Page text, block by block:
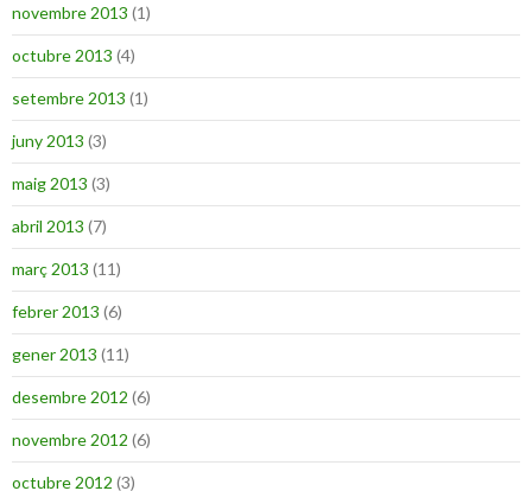
novembre 2013 (1)
octubre 2013 (4)
setembre 2013 (1)
juny 2013 (3)
maig 2013 (3)
abril 2013 (7)
març 2013 (11)
febrer 2013 (6)
gener 2013 (11)
desembre 2012 (6)
novembre 2012 (6)
octubre 2012 (3)